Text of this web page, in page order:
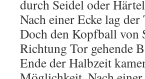
durch Seidel oder
Nach einer Ecke lag
Doch den Kopfball von
Richtung Tor gehende
Ende der Halbzeit